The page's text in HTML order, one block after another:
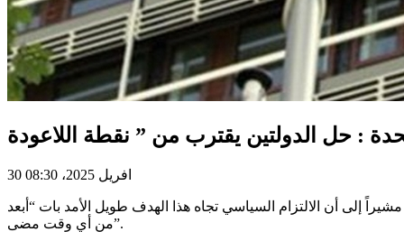
30 افريل 2025، 08:30
إلى أن الالتزام السياسي تجاه هذا الهدف طويل الأمد بات “أبعد
من أي وقت مضى”.